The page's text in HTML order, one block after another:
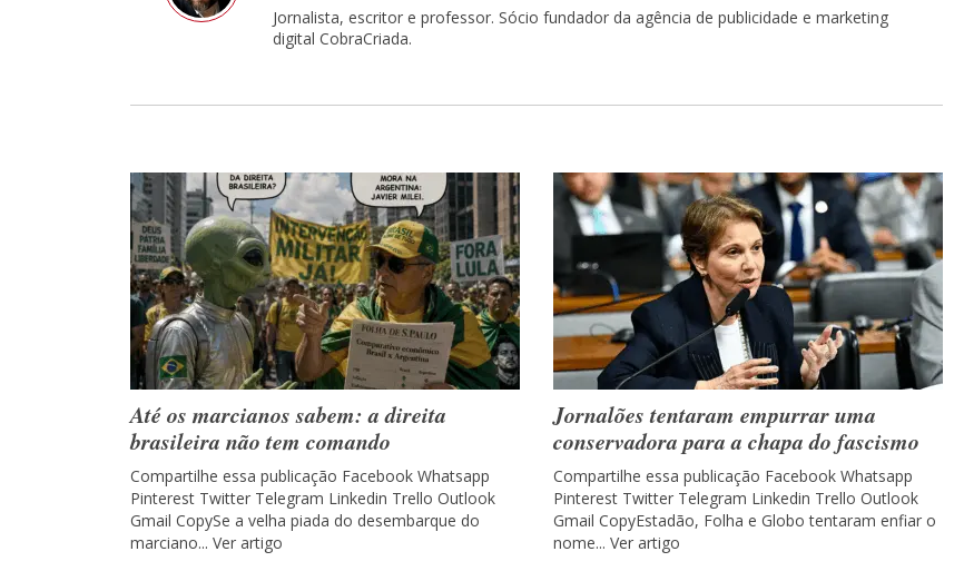
Jornalista, escritor e professor. Sócio fundador da agência de publicidade e marketing
digital CobraCriada.
Até os marcianos sabem: a direita
brasileira não tem comando
Compartilhe essa publicação Facebook Whatsapp
Pinterest Twitter Telegram Linkedin Trello Outlook
Gmail CopySe a velha piada do desembarque do
marciano... Ver artigo
Jornalões tentaram empurrar uma
conservadora para a chapa do fascismo
Compartilhe essa publicação Facebook Whatsapp
Pinterest Twitter Telegram Linkedin Trello Outlook
Gmail CopyEstadão, Folha e Globo tentaram enfiar o
nome... Ver artigo